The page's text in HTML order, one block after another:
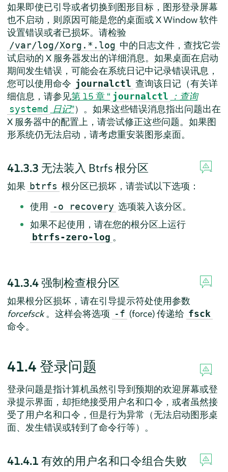
如果即使已引导或者切换到图形目标，图形登录屏幕
也不启动，则原因可能是您的桌面或 X Window 软件
设置错误或者已损坏。请检验
/var/log/Xorg.*.log 中的日志文件，查找它尝
试启动的 X 服务器发出的详细消息。如果桌面在启动
期间发生错误，可能会在系统日记中记录错误讯息，
您可以使用命令 journalctl 查询该日记（有关详
细信息，请参见第 15 章 “ journalctl ：查询
systemd 日记”）。如果这些错误消息指出问题出在
X 服务器中的配置上，请尝试修正这些问题。如果图
形系统仍无法启动，请考虑重安装图形桌面。
41.3.3 无法装入 Btrfs 根分区
如果 btrfs 根分区已损坏，请尝试以下选项：
使用
-o recovery 选项装入该分区。
如果不起使用，请在您的根分区上运行
btrfs-zero-log 。
41.3.4强制检查根分区
如果根分区损坏，请在引导提示符处使用参数
forcefsck。这样会将选项 -f (force) 传递给 fsck
命令。
41.4 登录问题
登录问题是指计算机虽然引导到预期的欢迎屏幕或登
录提示界面，却拒绝接受用户名和口令，或者虽然接
受了用户名和口令，但是行为异常（无法启动图形桌
面、发生错误或转到了命令行等）。
41.4.1 有效的用户名和口令组合失败